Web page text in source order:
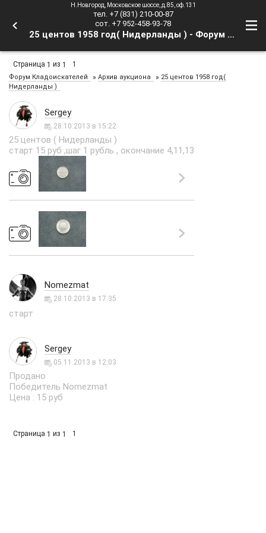
Н.Новгород, Московское шоссе, д.85, оф.131
тел. +7 (831) 210-00-87
сот. +7 952-458-93-78
25 центов 1958 год( Нидерланды ) - Форум Кладоискателей
Страница 1 из 1 1
Форум Кладоискателей » Архив аукциона » 25 центов 1958 год(
Нидерланды )
Sergey
28.10.2013 в 15:22
25 центов ( Нидерланды )
старт 15 руб ,шаг 1 рубль , окончание 4,11,13
Nomezmat
28.10.2013 в 17:35
старт
Sergey
05.11.2013 в 12:03
Продано
Победитель Nomezmat
Цена : 15 руб
Страница 1 из 1 1